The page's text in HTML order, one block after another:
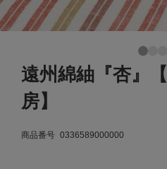
遠州綿紬『杏』
房】
商品番号 0336589000000